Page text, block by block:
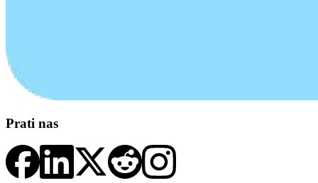
Prati nas